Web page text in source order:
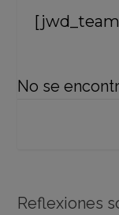
[jwd_team
No se
Reflexiones